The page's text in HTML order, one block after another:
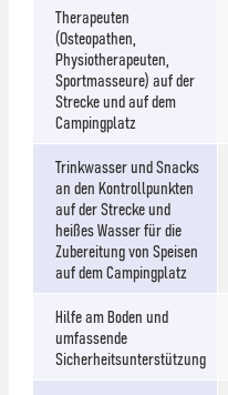
Therapeuten
(Osteopathen,
Physiotherapeuten,
Sportmasseure) auf der
Strecke und auf dem
Campingplatz
Trinkwasser und Snacks
an den Kontrollpunkten
auf der Strecke und
heißes Wasser für die
Zubereitung von Speisen
auf dem Campingplatz
Hilfe am Boden und
umfassende
Sicherheitsunterstützung